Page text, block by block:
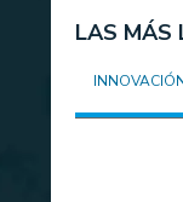
LAS MÁS